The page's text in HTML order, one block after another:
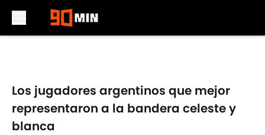
Los jugadores argentinos que mejor
representaron a la bandera celeste y
blanca